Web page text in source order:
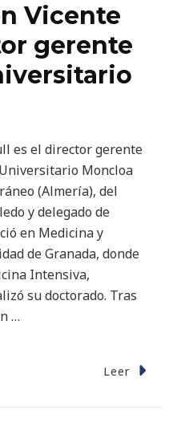
Vicente
gerente
es el director gerente
Moncloa
(Almería), del
y delegado de
en Medicina y
de Granada, donde
Intensiva,
su doctorado. Tras
…
Leer